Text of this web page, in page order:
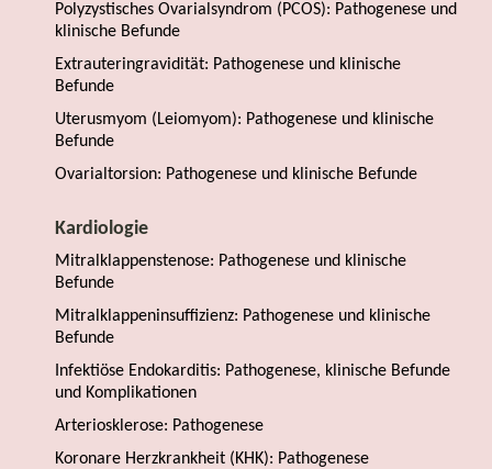
Polyzystisches Ovarialsyndrom (PCOS): Pathogenese und
klinische Befunde
Extrauteringravidität: Pathogenese und klinische
Befunde
Uterusmyom (Leiomyom): Pathogenese und klinische
Befunde
Ovarialtorsion: Pathogenese und klinische Befunde
Kardiologie
Mitralklappenstenose: Pathogenese und klinische
Befunde
Mitralklappeninsuffizienz: Pathogenese und klinische
Befunde
Infektiöse Endokarditis: Pathogenese, klinische Befunde
und Komplikationen
Arteriosklerose: Pathogenese
Koronare Herzkrankheit (KHK): Pathogenese